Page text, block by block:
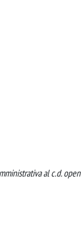
al c.d.